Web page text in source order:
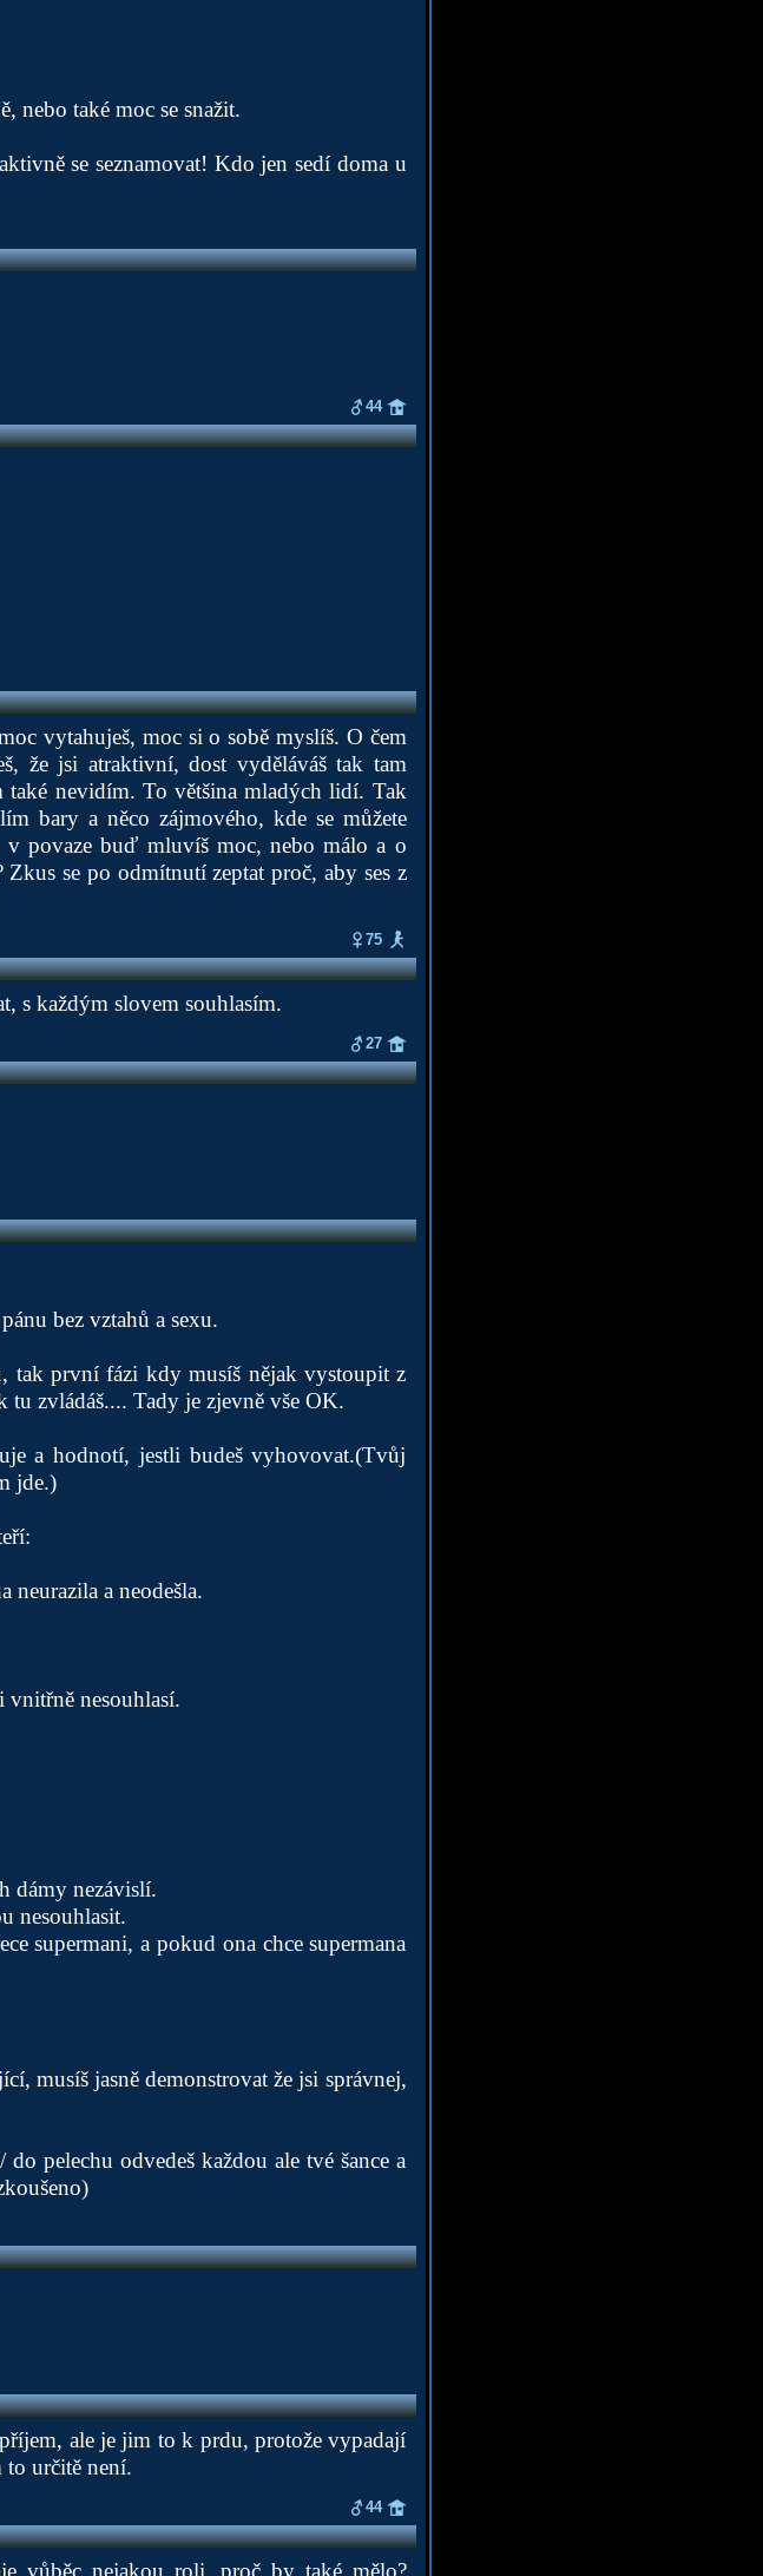
nebo také moc se snažit.
se seznamovat! Kdo jen sedí doma u
44
vytahuješ, moc si o sobě myslíš. O čem
že jsi atraktivní, dost vyděláváš tak tam
nevidím. To většina mladých lidí. Tak
bary a něco zájmového, kde se můžete
v povaze buď mluvíš moc, nebo málo a o
se po odmítnutí zeptat proč, aby ses z
75
s každým slovem souhlasím.
27
bez vztahů a sexu.
tak první fázi kdy musíš nějak vystoupit z
tu zvládáš.... Tady je zjevně vše OK.
a hodnotí, jestli budeš vyhovovat.(Tvůj
jde.)
neurazila a neodešla.
vnitřně nesouhlasí.
dámy nezávislí.
nesouhlasit.
supermani, a pokud ona chce supermana
musíš jasně demonstrovat že jsi správnej,
pelechu odvedeš každou ale tvé šance a
ale je jim to k prdu, protože vypadají
to určitě není.
44
vůběc nejakou roli, proč by také mělo?